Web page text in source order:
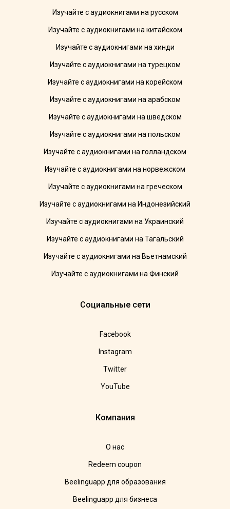
Изучайте с аудиокнигами на русском
Изучайте с аудиокнигами на китайском
Изучайте с аудиокнигами на хинди
Изучайте с аудиокнигами на турецком
Изучайте с аудиокнигами на корейском
Изучайте с аудиокнигами на арабском
Изучайте с аудиокнигами на шведском
Изучайте с аудиокнигами на польском
Изучайте с аудиокнигами на голландском
Изучайте с аудиокнигами на норвежском
Изучайте с аудиокнигами на греческом
Изучайте с аудиокнигами на Индонезийский
Изучайте с аудиокнигами на Украинский
Изучайте с аудиокнигами на Тагальский
Изучайте с аудиокнигами на Вьетнамский
Изучайте с аудиокнигами на Финский
Социальные сети
Facebook
Instagram
Twitter
YouTube
Компания
О нас
Redeem coupon
Beelinguapp для образования
Beelinguapp для бизнеса